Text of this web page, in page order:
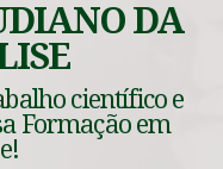
DA
científico e
Formação em